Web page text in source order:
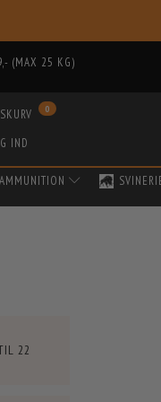
(MAX 25 KG)
0
IND
TIL22